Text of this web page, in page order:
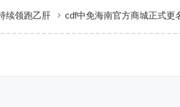
何实现高效服务响应
续领跑乙肝
cdf中免海南官方商城正式更